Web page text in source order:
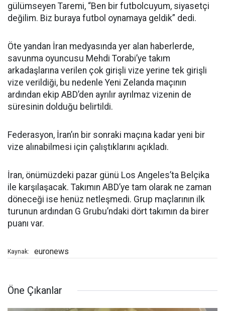
gülümseyen Taremi, “Ben bir futbolcuyum, siyasetçi
değilim. Biz buraya futbol oynamaya geldik” dedi.
Öte yandan İran medyasında yer alan haberlerde,
savunma oyuncusu Mehdi Torabi’ye takım
arkadaşlarına verilen çok girişli vize yerine tek girişli
vize verildiği, bu nedenle Yeni Zelanda maçının
ardından ekip ABD’den ayrılır ayrılmaz vizenin de
süresinin dolduğu belirtildi.
Federasyon, İran’ın bir sonraki maçına kadar yeni bir
vize alınabilmesi için çalıştıklarını açıkladı.
İran, önümüzdeki pazar günü Los Angeles’ta Belçika
ile karşılaşacak. Takımın ABD’ye tam olarak ne zaman
döneceği ise henüz netleşmedi. Grup maçlarının ilk
turunun ardından G Grubu’ndaki dört takımın da birer
puanı var.
Kaynak: euronews
Öne Çıkanlar